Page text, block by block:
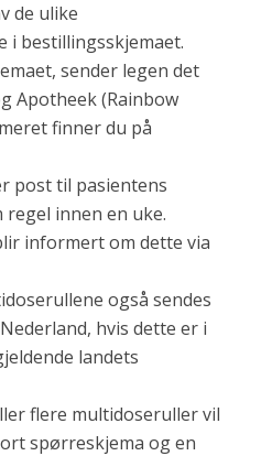
de ulike
i bestillingsskjemaet.
sender legen det
Apotheek (Rainbow
finner du på
post til pasientens
regel innen en uke.
informert om dette via
også sendes
hvis dette er i
landets
flere multidoseruller vil
spørreskjema og en